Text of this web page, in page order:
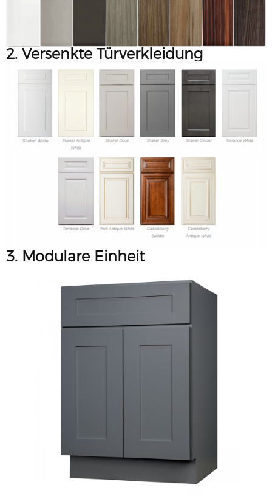
2. Versenkte Türverkleidung
3. Modulare Einheit